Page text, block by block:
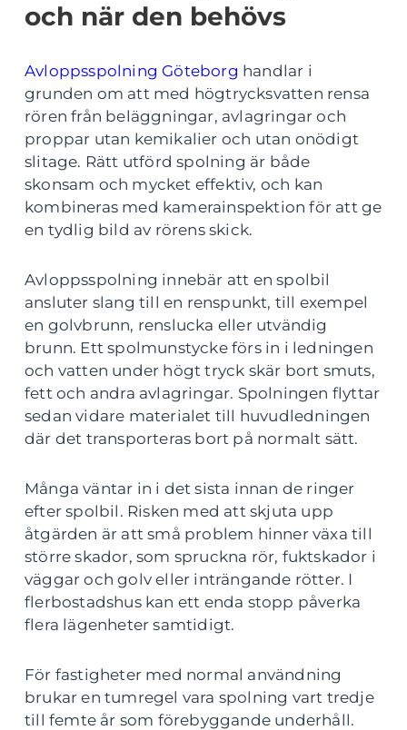
och när den behövs
Avloppsspolning Göteborg handlar i
grunden om att med högtrycksvatten rensa
rören från beläggningar, avlagringar och
proppar utan kemikalier och utan onödigt
slitage. Rätt utförd spolning är både
skonsam och mycket effektiv, och kan
kombineras med kamerainspektion för att ge
en tydlig bild av rörens skick.
Avloppsspolning innebär att en spolbil
ansluter slang till en renspunkt, till exempel
en golvbrunn, renslucka eller utvändig
brunn. Ett spolmunstycke förs in i ledningen
och vatten under högt tryck skär bort smuts,
fett och andra avlagringar. Spolningen flyttar
sedan vidare materialet till huvudledningen
där det transporteras bort på normalt sätt.
Många väntar in i det sista innan de ringer
efter spolbil. Risken med att skjuta upp
åtgärden är att små problem hinner växa till
större skador, som spruckna rör, fuktskador i
väggar och golv eller inträngande rötter. I
flerbostadshus kan ett enda stopp påverka
flera lägenheter samtidigt.
För fastigheter med normal användning
brukar en tumregel vara spolning vart tredje
till femte år som förebyggande underhåll.